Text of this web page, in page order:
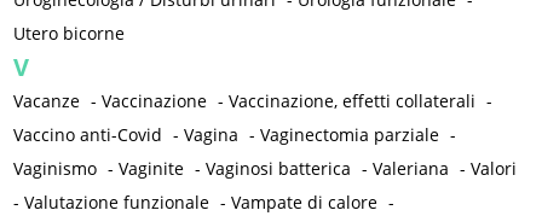
Utero bicorne
V
Vacanze -Vaccinazione -Vaccinazione, effetti collaterali -
Vaccino anti-Covid -Vagina -Vaginectomia parziale -
Vaginismo -Vaginite -Vaginosi batterica -Valeriana -Valori
-Valutazione funzionale -Vampate di calore -